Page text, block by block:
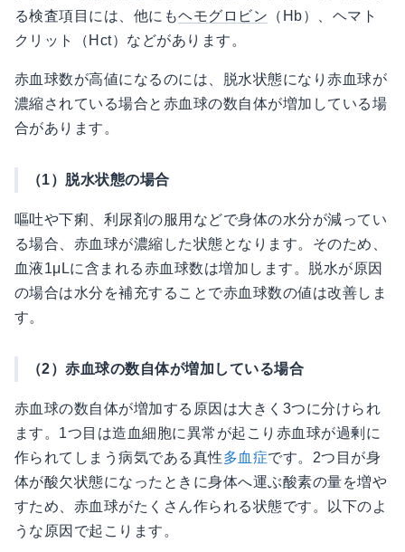
る検査項目には、他にもヘモグロビン （Hb）、ヘマト
クリット（Hct）などがあります。
赤血球数が高値になるのには、脱水状態になり赤血球が
濃縮されている場合と赤血球の数自体が増加している場
合があります。
（1）脱水状態の場合
嘔吐や下痢、利尿剤の服用などで身体の水分が減ってい
る場合、赤血球が濃縮した状態となります。そのため、
血液1μLに含まれる赤血球数は増加します。脱水が原因
の場合は水分を補充することで赤血球数の値は改善しま
す。
（2）赤血球の数自体が増加している場合
赤血球の数自体が増加する原因は大きく3つに分けられ
ます。1つ目は造血細胞に異常が起こり赤血球が過剰に
作られてしまう病気である真性多血症です。2つ目が身
体が酸欠状態になったときに身体へ運ぶ酸素の量を増や
すため、赤血球がたくさん作られる状態です。以下のよ
うな原因で起こります。